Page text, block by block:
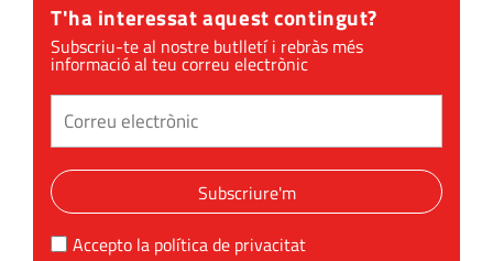
T'ha interessat aquest contingut?
Subscriu-te al nostre butlletí i rebràs més
informació al teu correu electrònic
Subscriure'm
Accepto la política de privacitat